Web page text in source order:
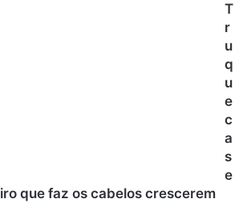
T
r
u
q
u
e
c
a
s
e
iro que faz os cabelos crescerem